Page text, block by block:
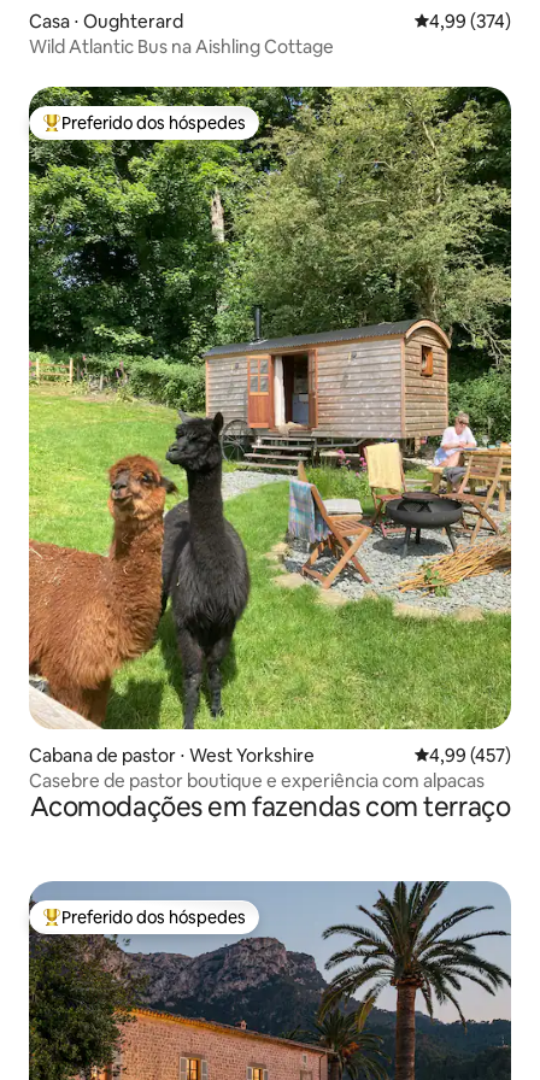
Casa ⋅ Oughterard 4,99 de uma
4,99 (374)
Wild Atlantic Bus na Aishling Cottage
Entre os melhores preferidos dos hóspedes
Preferido dos hóspedes
Cabana de pastor ⋅ West Yorkshire 4,99 de uma
4,99 (457)
Casebre de pastor boutique e experiência com alpacas
Acomodações em fazendas com terraço
Entre os melhores preferidos dos hóspedes
Preferido dos hóspedes